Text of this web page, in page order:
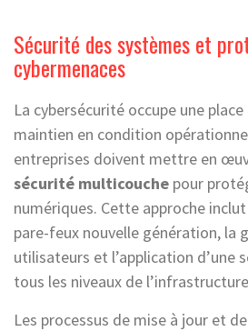
Sécurité des systèmes et
cybermenaces
La cybersécurité occupe une
maintien en condition
entreprises doivent mettre en
sécurité multicouche pour
numériques. Cette approche
pare-feux nouvelle génération, la
utilisateurs et l’application d’une
tous les niveaux de
Les processus de mise à jour et